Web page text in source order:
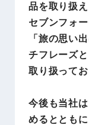
品を取り扱
セブンフォ
「旅の思い
チフレーズ
取り扱ってお
今後も当社
めるととも